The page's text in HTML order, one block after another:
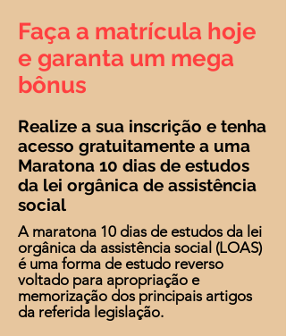
Faça a matrícula hoje
e garanta um mega
bônus
Realize a sua inscrição e tenha
acesso gratuitamente a uma
Maratona 10 dias de estudos
da lei orgânica de assistência
social
A maratona 10 dias de estudos da lei
orgânica da assistência social (LOAS)
é uma forma de estudo reverso
voltado para apropriação e
memorização dos principais artigos
da referida legislação.